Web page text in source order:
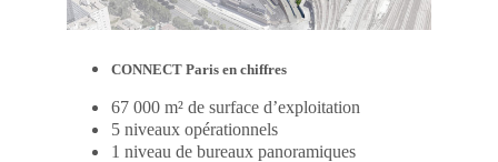
CONNECT Paris en chiffres
67 000 m² de surface d’exploitation
5 niveaux opérationnels
1 niveau de bureaux panoramiques